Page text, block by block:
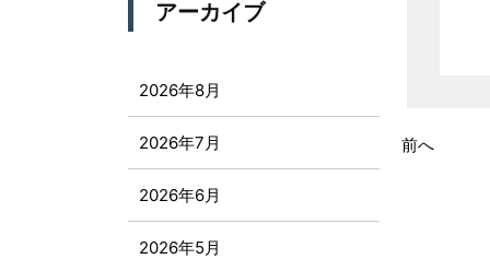
前へ
アーカイブ
2026年8月
2026年7月
2026年6月
2026年5月